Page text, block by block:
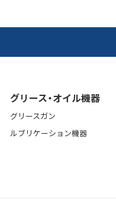
グリース・オイル機器
グリースガン
ルブリケーション機器